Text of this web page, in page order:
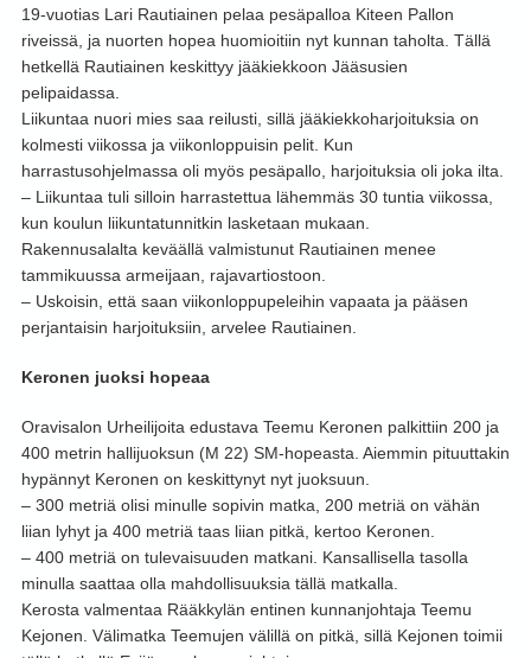
19-vuotias Lari Rautiainen pelaa pesäpalloa Kiteen Pallon
riveissä, ja nuorten hopea huomioitiin nyt kunnan taholta. Tällä
hetkellä Rautiainen keskittyy jääkiekkoon Jääsusien
pelipaidassa.
Liikuntaa nuori mies saa reilusti, sillä jääkiekkoharjoituksia on
kolmesti viikossa ja viikonloppuisin pelit. Kun
harrastusohjelmassa oli myös pesäpallo, harjoituksia oli joka ilta.
– Liikuntaa tuli silloin harrastettua lähemmäs 30 tuntia viikossa,
kun koulun liikuntatunnitkin lasketaan mukaan.
Rakennusalalta keväällä valmistunut Rautiainen menee
tammikuussa armeijaan, rajavartiostoon.
– Uskoisin, että saan viikonloppupeleihin vapaata ja pääsen
perjantaisin harjoituksiin, arvelee Rautiainen.
Keronen juoksi hopeaa
Oravisalon Urheilijoita edustava Teemu Keronen palkittiin 200 ja
400 metrin hallijuoksun (M 22) SM-hopeasta. Aiemmin pituuttakin
hypännyt Keronen on keskittynyt nyt juoksuun.
– 300 metriä olisi minulle sopivin matka, 200 metriä on vähän
liian lyhyt ja 400 metriä taas liian pitkä, kertoo Keronen.
– 400 metriä on tulevaisuuden matkani. Kansallisella tasolla
minulla saattaa olla mahdollisuuksia tällä matkalla.
Kerosta valmentaa Rääkkylän entinen kunnanjohtaja Teemu
Kejonen. Välimatka Teemujen välillä on pitkä, sillä Kejonen toimii